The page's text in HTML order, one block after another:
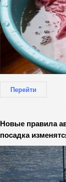
Перейти
Новые правила
посадка